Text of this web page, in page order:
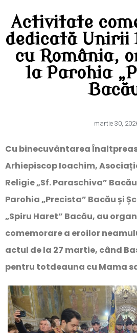
Activitate
dedicată Unirii
cu România,
la Parohia
martie 30,
Cu binecuvântarea
Arhiepiscop Ioachim,
Religie „Sf. Paraschiva”
Parohia „Precista” Bacău și
„Spiru Haret” Bacău, au
comemorare a eroilor
actul de la 27 martie, când
pentru totdeauna cu Mama